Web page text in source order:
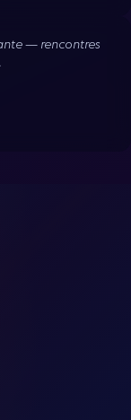
— rencontres